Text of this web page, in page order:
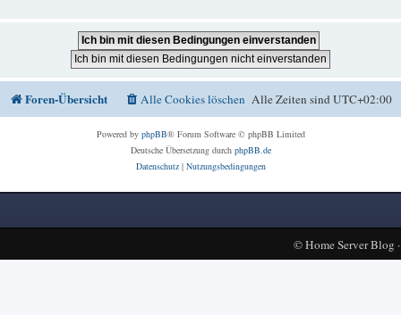
Foren-Übersicht Alle Zeiten sindUTC+02:00
Alle Cookies löschen
Powered by phpBB® Forum Software © phpBB Limited
Deutsche Übersetzung durch phpBB.de
Datenschutz| Nutzungsbedingungen
©Home Server Blog